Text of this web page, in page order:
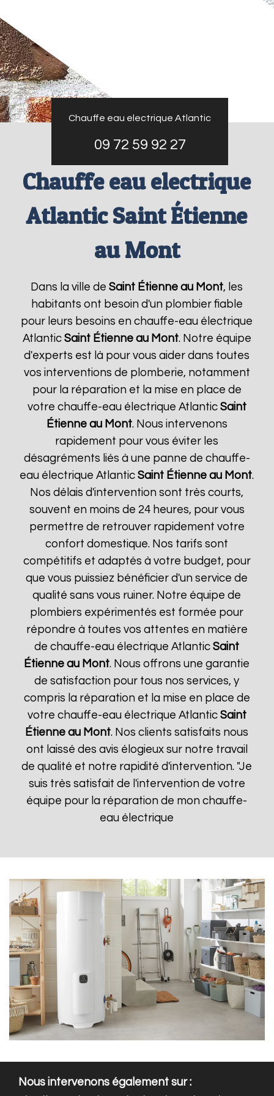
Chauffe eau electrique Atlantic
09 72 59 92 27
Chauffe eau electrique
Atlantic Saint Étienne
au Mont
Dans la ville deSaint Étienne au Mont, les
habitants ont besoin d'un plombier fiable
pour leurs besoins en chauffe-eau électrique
Atlantic Saint Étienne au Mont. Notre équipe
d'experts est là pour vous aider dans toutes
vos interventions de plomberie, notamment
pour la réparation et la mise en place de
votre chauffe-eau électrique Atlantic Saint
Étienne au Mont. Nous intervenons
rapidement pour vous éviter les
désagréments liés à une panne de chauffe-
eau électrique AtlanticSaint Étienne au Mont.
Nos délais d'intervention sont très courts,
souvent en moins de 24 heures, pour vous
permettre de retrouver rapidement votre
confort domestique. Nos tarifs sont
compétitifs et adaptés à votre budget, pour
que vous puissiez bénéficier d'un service de
qualité sans vous ruiner. Notre équipe de
plombiers expérimentés est formée pour
répondre à toutes vos attentes en matière
de chauffe-eau électrique AtlanticSaint
Étienne au Mont. Nous offrons une garantie
de satisfaction pour tous nos services, y
compris la réparation et la mise en place de
votre chauffe-eau électrique Atlantic Saint
Étienne au Mont. Nos clients satisfaits nous
ont laissé des avis élogieux sur notre travail
de qualité et notre rapidité d'intervention. "Je
suis très satisfait de l'intervention de votre
équipe pour la réparation de mon chauffe-
eau électrique
Nous intervenons également sur :